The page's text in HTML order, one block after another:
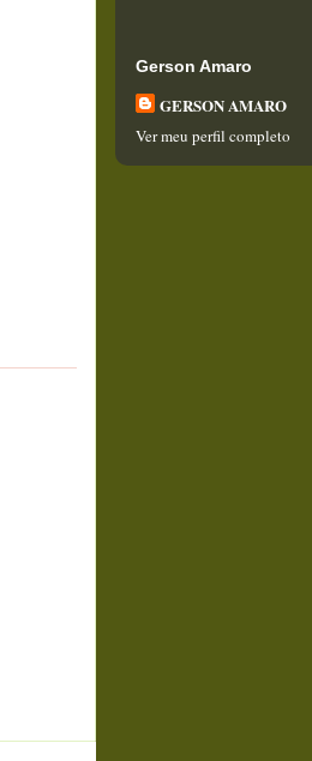
Gerson Amaro
GERSON AMARO
Ver meu perfil completo